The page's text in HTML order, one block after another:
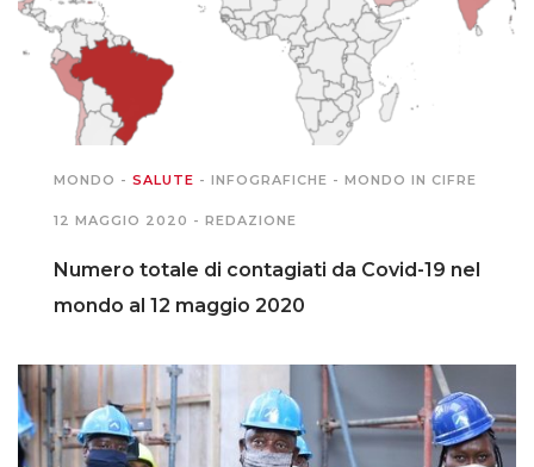
MONDO - SALUTE - INFOGRAFICHE - MONDO IN CIFRE
12 MAGGIO 2020 - REDAZIONE
Numero totale di contagiati da Covid-19 nel
mondo al 12 maggio 2020